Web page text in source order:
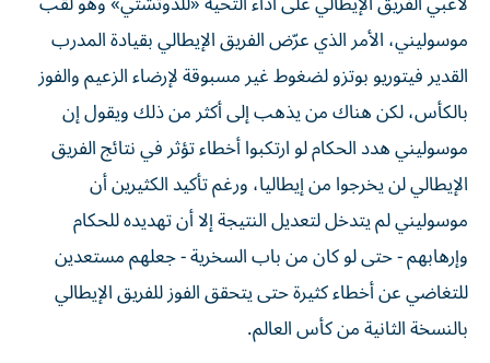
موسوليني، الأمر الذي عرّض الفريق الإيطالي بقيادة المدرب
القدير فيتوريو بوتزو لضغوط غير مسبوقة لإرضاء الزعيم والفوز
بالكأس، لكن هناك من يذهب إلى أكثر من ذلك ويقول إن
موسوليني هدد الحكام لو ارتكبوا أخطاء تؤثر في نتائج الفريق
الإيطالي لن يخرجوا من إيطاليا، ورغم تأكيد الكثيرين أن
موسوليني لم يتدخل لتعديل النتيجة إلا أن تهديده للحكام
وإرهابهم - حتى لو كان من باب السخرية - جعلهم مستعدين
للتغاضي عن أخطاء كثيرة حتى يتحقق الفوز للفريق الإيطالي
بالنسخة الثانية من كأس العالم.